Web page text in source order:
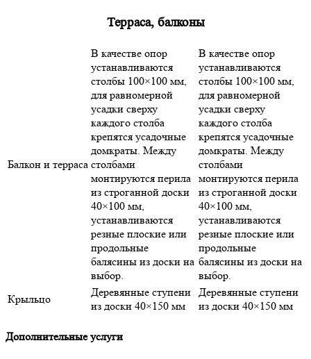
Терраса, балконы
Балкон и терраса
В качестве опор
устанавливаются
столбы 100×100 мм,
для равномерной
усадки сверху
каждого столба
крепятся усадочные
домкраты. Между
столбами
монтируются перила
из строганной доски
40×100 мм,
устанавливаются
резные плоские или
продольные
балясины из доски на
выбор.
В качестве опор
устанавливаются
столбы 100×100 мм,
для равномерной
усадки сверху
каждого столба
крепятся усадочные
домкраты. Между
столбами
монтируются перила
из строганной доски
40×100 мм,
устанавливаются
резные плоские или
продольные
балясины из доски на
выбор.
Крыльцо
Деревянные ступени
из доски 40×150 мм
Деревянные ступени
из доски 40×150 мм
Дополнительные услуги